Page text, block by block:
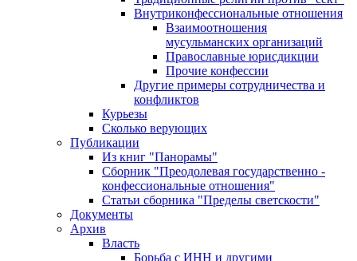
Внутриконфессиональные отношения
Взаимоотношения
мусульманских организаций
Православные юрисдикции
Прочие конфессии
Другие примеры сотрудничества и
конфликтов
Курьезы
Сколько верующих
Публикации
Из книг "Панорамы"
Сборник "Преодолевая государственно -
конфессиональные отношения"
Статьи сборника "Пределы светскости"
Документы
Архив
Власть
Борьба с ИНН и другими